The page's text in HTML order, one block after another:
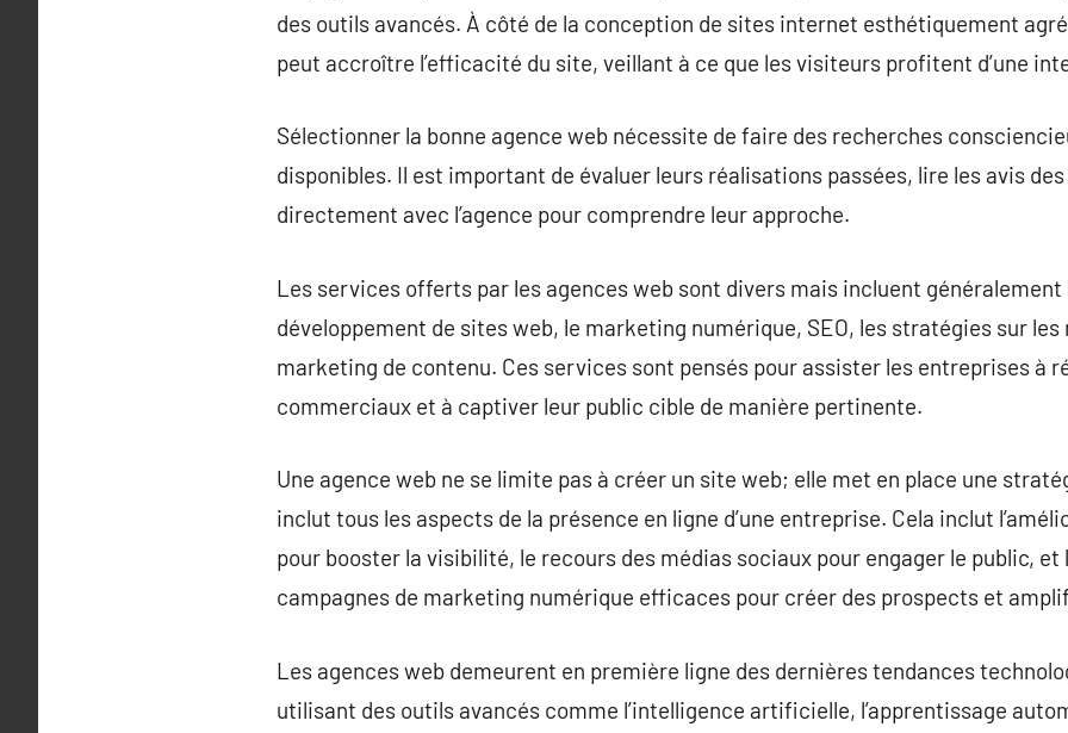
des outils avancés. À côté de la conception de sites internet esthétiquement
peut accroître l’efficacité du site, veillant à ce que les visiteurs profitent d’une
Sélectionner la bonne agence web nécessite de faire des recherches
disponibles. Il est important de évaluer leurs réalisations passées, lire les avis
directement avec l’agence pour comprendre leur approche.
Les services offerts par les agences web sont divers mais incluent
développement de sites web, le marketing numérique, SEO, les stratégies sur les
marketing de contenu. Ces services sont pensés pour assister les entreprises à
commerciaux et à captiver leur public cible de manière pertinente.
Une agence web ne se limite pas à créer un site web; elle met en place une
inclut tous les aspects de la présence en ligne d’une entreprise. Cela inclut
pour booster la visibilité, le recours des médias sociaux pour engager le public,
campagnes de marketing numérique efficaces pour créer des prospects et
Les agences web demeurent en première ligne des dernières tendances
utilisant des outils avancés comme l’intelligence artificielle, l’apprentissage